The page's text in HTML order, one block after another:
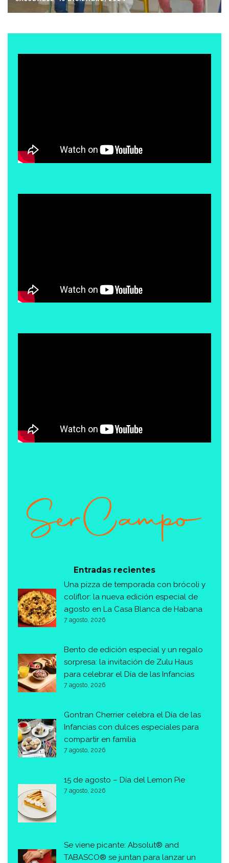
Entradas recientes
Una pizza de temporada con brócoli y
coliflor: la nueva edición especial de
agosto en La Casa Blanca de Habana
7 agosto, 2026
Bento de edición especial y un regalo
sorpresa: la invitación de Zulu Haus
para celebrar el Día de las Infancias
7 agosto, 2026
Gontran Cherrier celebra el Día de las
Infancias con dulces especiales para
compartir en familia
7 agosto, 2026
15 de agosto – Día del Lemon Pie
7 agosto, 2026
Se viene picante: Absolut® and
TABASCO® se juntan para lanzar un